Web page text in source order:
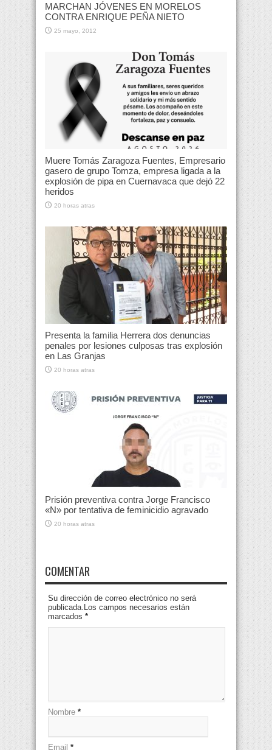
MARCHAN JÓVENES EN MORELOS
CONTRA ENRIQUE PEÑA NIETO
25 mayo, 2012
Muere Tomás Zaragoza Fuentes, Empresario
gasero de grupo Tomza, empresa ligada a la
explosión de pipa en Cuernavaca que dejó 22
heridos
20 horas atras
Presenta la familia Herrera dos denuncias
penales por lesiones culposas tras explosión
en Las Granjas
20 horas atras
Prisión preventiva contra Jorge Francisco
«N» por tentativa de feminicidio agravado
20 horas atras
COMENTAR
Su dirección de correo electrónico no será
publicada.Los campos necesarios están
marcados *
Nombre *
Email *